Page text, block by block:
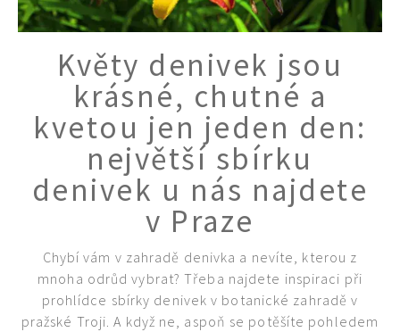
74 Kč
Objednat >
Květy denivek jsou
krásné, chutné a
kvetou jen jeden den:
největší sbírku
denivek u nás najdete
v Praze
Chybí vám v zahradě denivka a nevíte, kterou z
mnoha odrůd vybrat? Třeba najdete inspiraci při
prohlídce sbírky denivek v botanické zahradě v
pražské Troji. A když ne, aspoň se potěšíte pohledem